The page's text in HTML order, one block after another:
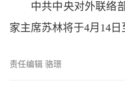
中共中央对外联络
家主席苏林将于4月14日
责任编辑 骆璟